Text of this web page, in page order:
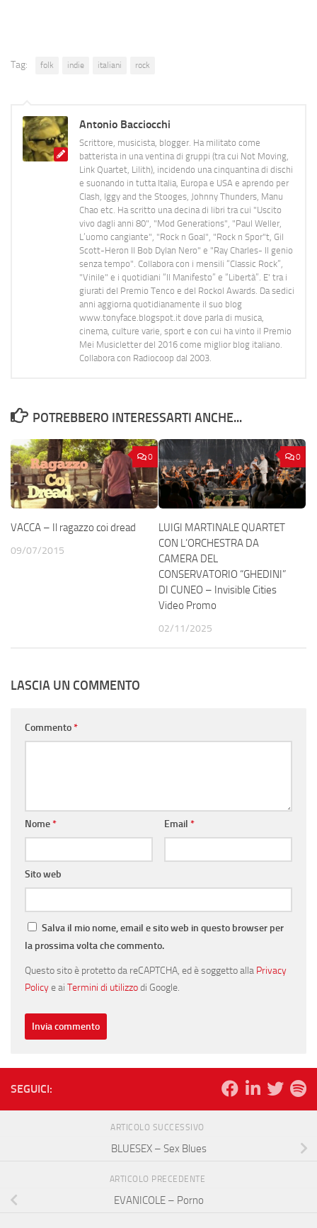
Tag: folk indie italiani rock
Antonio Bacciocchi
Scrittore, musicista, blogger. Ha militato come
batterista in una ventina di gruppi (tra cui Not Moving,
Link Quartet, Lilith), incidendo una cinquantina di dischi
e suonando in tutta Italia, Europa e USA e aprendo per
Clash, Iggy and the Stooges, Johnny Thunders, Manu
Chao etc. Ha scritto una decina di libri tra cui "Uscito
vivo dagli anni 80", "Mod Generations", "Paul Weller,
L’uomo cangiante", "Rock n Goal", "Rock n Spor"t, Gil
Scott-Heron Il Bob Dylan Nero" e "Ray Charles- Il genio
senza tempo". Collabora con i mensili “Classic Rock”,
"Vinile" e i quotidiani “Il Manifesto” e “Libertà”. E' tra i
giurati del Premio Tenco e del Rockol Awards. Da sedici
anni aggiorna quotidianamente il suo blog
www.tonyface.blogspot.it dove parla di musica,
cinema, culture varie, sport e con cui ha vinto il Premio
Mei Musicletter del 2016 come miglior blog italiano.
Collabora con Radiocoop dal 2003.
POTREBBERO INTERESSARTI ANCHE...
0
VACCA – Il ragazzo coi dread
09/07/2015
0
LUIGI MARTINALE QUARTET
CON L’ORCHESTRA DA
CAMERA DEL
CONSERVATORIO “GHEDINI”
DI CUNEO – Invisible Cities
Video Promo
02/11/2025
LASCIA UN COMMENTO
Commento*
Nome* Email *
Sito web
Salva il mio nome, email e sito web in questo browser per
la prossima volta che commento.
Questo sito è protetto da reCAPTCHA, ed è soggetto alla Privacy
Policye ai Termini di utilizzodi Google.
SEGUICI:
ARTICOLO SUCCESSIVO
BLUESEX – Sex Blues
ARTICOLO PRECEDENTE
EVANICOLE – Porno